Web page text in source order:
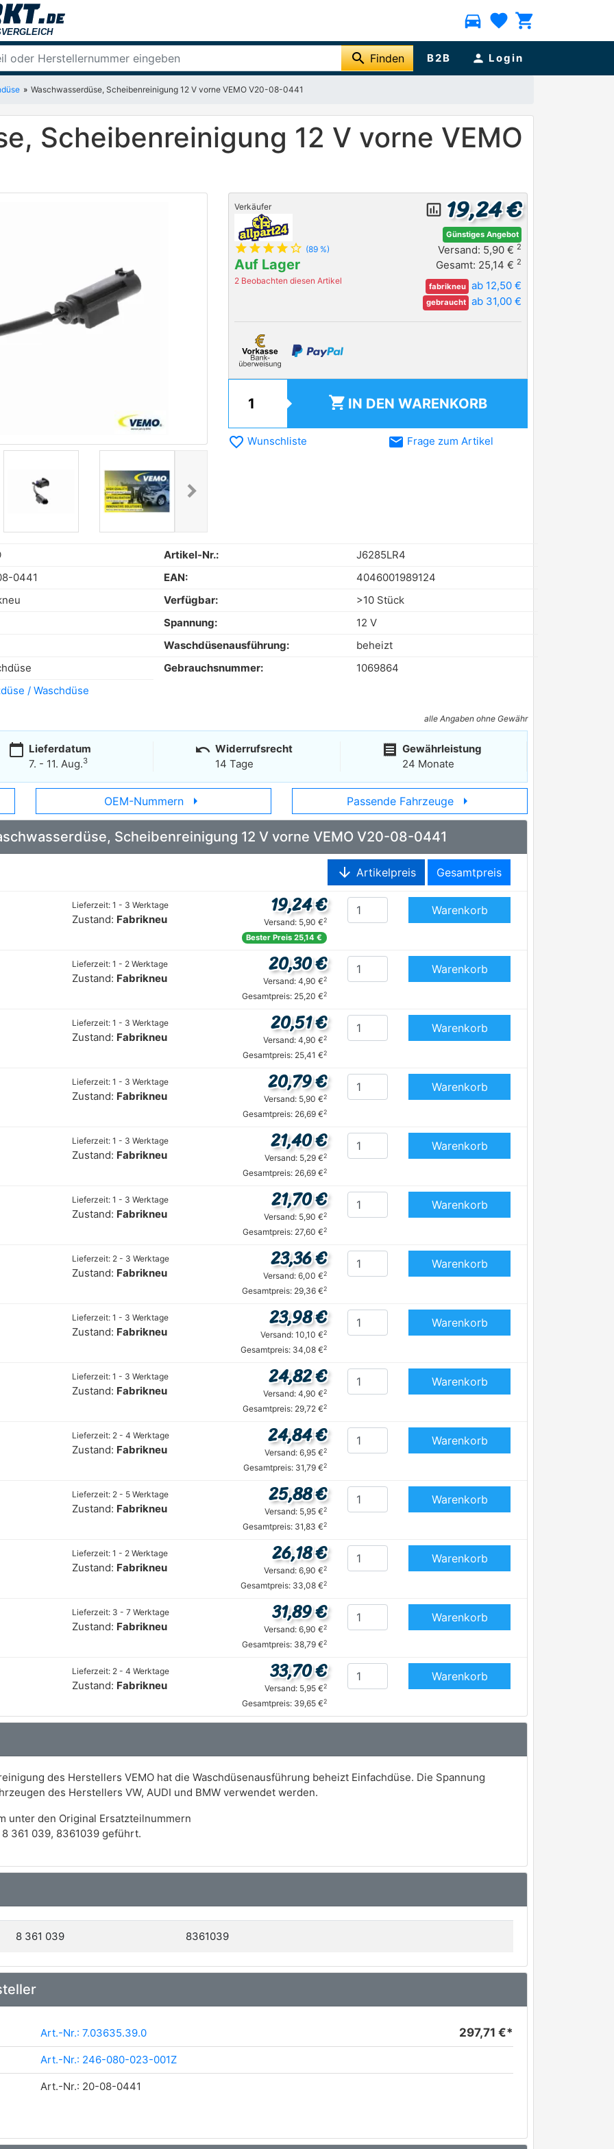
directions_car favorite shopping_cart
search Finden B2B person Login
Waschwasserdüse, Scheibenreinigung 12 V vorne VEMO V20-08-0441
Scheibenreinigung 12 V vorne VEMO
chevron_right
Next
Verkäufer
star star star star star_outline (89 %)
Auf Lager
2 Beobachten diesen Artikel
insert_chart_outlined 19,24 €
Günstiges Angebot
Versand: 5,90 € 2
Gesamt: 25,14 € 2
fabrikneu ab 12,50 €
gebraucht ab 31,00 €
shopping_cart IN DEN WARENKORB
favorite_border Wunschliste email Frage zum Artikel
Artikel-Nr.:
J6285LR4
0441 EAN:
4046001989124
Verfügbar:
>10 Stück
Spannung:
12 V
Waschdüsenausführung:
beheizt
Gebrauchsnummer:
1069864
/ Waschdüse
alle Angaben ohne Gewähr
calendar_today Lieferdatum
7. - 11. Aug.3
undo Widerrufsrecht
14 Tage
receipt Gewährleistung
24 Monate
OEM-Nummern arrow_right Passende Fahrzeuge arrow_right
Scheibenreinigung 12 V vorne VEMO V20-08-0441
arrow_downward Artikelpreis Gesamtpreis
Lieferzeit: 1 - 3 Werktage
Zustand: Fabrikneu
19,24 €
Versand: 5,90 €2
Bester Preis 25,14 €
Warenkorb
Lieferzeit: 1 - 2 Werktage
Zustand: Fabrikneu
20,30 €
Versand: 4,90 €2
Gesamtpreis: 25,20 €2
Warenkorb
Lieferzeit: 1 - 3 Werktage
Zustand: Fabrikneu
20,51 €
Versand: 4,90 €2
Gesamtpreis: 25,41 €2
Warenkorb
Lieferzeit: 1 - 3 Werktage
Zustand: Fabrikneu
20,79 €
Versand: 5,90 €2
Gesamtpreis: 26,69 €2
Warenkorb
Lieferzeit: 1 - 3 Werktage
Zustand: Fabrikneu
21,40 €
Versand: 5,29 €2
Gesamtpreis: 26,69 €2
Warenkorb
Lieferzeit: 1 - 3 Werktage
Zustand: Fabrikneu
21,70 €
Versand: 5,90 €2
Gesamtpreis: 27,60 €2
Warenkorb
Lieferzeit: 2 - 3 Werktage
Zustand: Fabrikneu
23,36 €
Versand: 6,00 €2
Gesamtpreis: 29,36 €2
Warenkorb
Lieferzeit: 1 - 3 Werktage
Zustand: Fabrikneu
23,98 €
Versand: 10,10 €2
Gesamtpreis: 34,08 €2
Warenkorb
Lieferzeit: 1 - 3 Werktage
Zustand: Fabrikneu
24,82 €
Versand: 4,90 €2
Gesamtpreis: 29,72 €2
Warenkorb
Lieferzeit: 2 - 4 Werktage
Zustand: Fabrikneu
24,84 €
Versand: 6,95 €2
Gesamtpreis: 31,79 €2
Warenkorb
Lieferzeit: 2 - 5 Werktage
Zustand: Fabrikneu
25,88 €
Versand: 5,95 €2
Gesamtpreis: 31,83 €2
Warenkorb
Lieferzeit: 1 - 2 Werktage
Zustand: Fabrikneu
26,18 €
Versand: 6,90 €2
Gesamtpreis: 33,08 €2
Warenkorb
Lieferzeit: 3 - 7 Werktage
Zustand: Fabrikneu
31,89 €
Versand: 6,90 €2
Gesamtpreis: 38,79 €2
Warenkorb
Lieferzeit: 2 - 4 Werktage
Zustand: Fabrikneu
33,70 €
Versand: 5,95 €2
Gesamtpreis: 39,65 €2
Warenkorb
des Herstellers VEMO hat die Waschdüsenausführung beheizt Einfachdüse. Die Spannung
des Herstellers VW, AUDI und BMW verwendet werden.
unter den Original Ersatzteilnummern
361 039, 8361039 geführt.
8 361 039 8361039
Art.-Nr.: 7.03635.39.0 297,71 €*
Art.-Nr.: 246-080-023-001Z
Art.-Nr.: 20-08-0441